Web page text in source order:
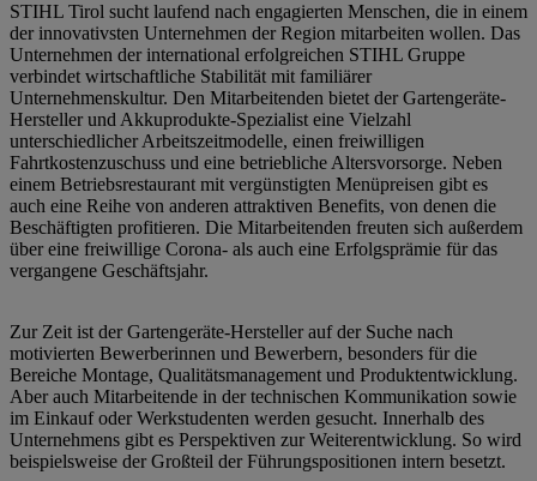
STIHL Tirol sucht laufend nach engagierten Menschen, die in einem
der innovativsten Unternehmen der Region mitarbeiten wollen. Das
Unternehmen der international erfolgreichen STIHL Gruppe
verbindet wirtschaftliche Stabilität mit familiärer
Unternehmenskultur. Den Mitarbeitenden bietet der Gartengeräte-
Hersteller und Akkuprodukte-Spezialist eine Vielzahl
unterschiedlicher Arbeitszeitmodelle, einen freiwilligen
Fahrtkostenzuschuss und eine betriebliche Altersvorsorge. Neben
einem Betriebsrestaurant mit vergünstigten Menüpreisen gibt es
auch eine Reihe von anderen attraktiven Benefits, von denen die
Beschäftigten profitieren. Die Mitarbeitenden freuten sich außerdem
über eine freiwillige Corona- als auch eine Erfolgsprämie für das
vergangene Geschäftsjahr.
Zur Zeit ist der Gartengeräte-Hersteller auf der Suche nach
motivierten Bewerberinnen und Bewerbern, besonders für die
Bereiche Montage, Qualitätsmanagement und Produktentwicklung.
Aber auch Mitarbeitende in der technischen Kommunikation sowie
im Einkauf oder Werkstudenten werden gesucht. Innerhalb des
Unternehmens gibt es Perspektiven zur Weiterentwicklung. So wird
beispielsweise der Großteil der Führungspositionen intern besetzt.